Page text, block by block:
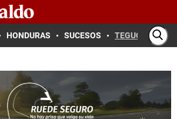
HONDURAS SUCESOS TEGUCIGALPA